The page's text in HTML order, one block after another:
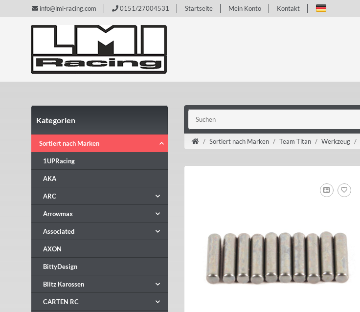
info@lmi-racing.com 0151/27004531 Startseite Mein Konto Kontakt
Sortiert nach Marken Team Titan Werkzeug
Kategorien
Sortiert nach Marken
1UPRacing
AKA
ARC
Arrowmax
Associated
AXON
BittyDesign
Blitz Karossen
CARTEN RC